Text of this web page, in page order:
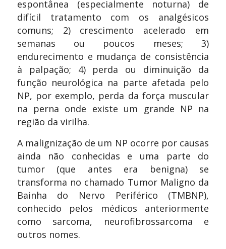
espontânea (especialmente noturna) de
difícil tratamento com os analgésicos
comuns; 2) crescimento acelerado em
semanas ou poucos meses; 3)
endurecimento e mudança de consistência
à palpação; 4) perda ou diminuição da
função neurológica na parte afetada pelo
NP, por exemplo, perda da força muscular
na perna onde existe um grande NP na
região da virilha.
A malignização de um NP ocorre por causas
ainda não conhecidas e uma parte do
tumor (que antes era benigna) se
transforma no chamado Tumor Maligno da
Bainha do Nervo Periférico (TMBNP),
conhecido pelos médicos anteriormente
como sarcoma, neurofibrossarcoma e
outros nomes.